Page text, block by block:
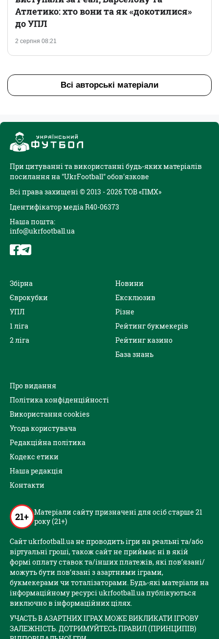
2 серпня 08:21
Атлетико: хто вони та як «докотилися»
до УПЛ
Всі авторські матеріали
При цитуванні та використанні будь-яких матеріалів
посилання на "UkrFootball" обов'язкове
Всі права захищені © 2013 - 2026 ТОВ «ПМХ»
Ідентифікатор медіа R40-06373
Наша пошта:
info@ukrfootball.ua
Збірна
Єврокубки
УПЛ
1 ліга
2 ліга
Новини
Ексклюзив
Різне
Рейтинг букмекерів
Рейтинг казино
База знань
Про видання
Політика конфіденційності
Використання cookies
Угода користувача
Редакційна політика
Кодекс етики
Наша редакція
Контакти
21+ Матеріали сайту призначені для осіб старше 21
року (21+)
Сайт ukrfootball.ua не проводить ігри на реальні та/або
віртуальні гроші, також сайт не приймає ні в якій
формі оплату ставок та/інших платежів, які пов’язані/
можуть бути пов’язані з азартними іграми,
букмекерами чи тоталізаторами. Будь-які матеріали на
інформаційному ресурсі ukrfootball.ua публікуються
виключно в інформаційних цілях.
УЧАСТЬ В АЗАРТНИХ ІГРАХ МОЖЕ ВИКЛИКАТИ ІГРОВУ
ЗАЛЕЖНІСТЬ. ДОТРИМУЙТЕСЬ ПРАВИЛ (ПРИНЦИПІВ)